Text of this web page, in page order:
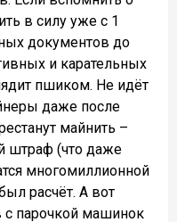
в силу уже с 1
документов до
и карательных
пшиком. Не идёт
даже после
майнить –
штраф (что даже
многомиллионной
расчёт. А вот
с парочкой машинок